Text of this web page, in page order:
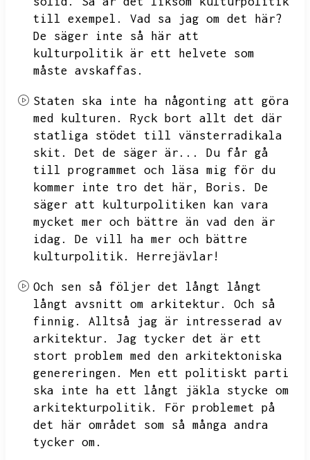
till exempel.
Vad sa jag om det här?
De säger inte så här att
kulturpolitik är ett helvete som
måste avskaffas.
Staten ska inte ha någonting att göra
med kulturen.
Ryck bort allt det där
statliga stödet till vänsterradikala
skit.
Det de säger är...
Du får gå
till programmet och läsa mig för du
kommer inte tro det här,
Boris.
De
säger att kulturpolitiken kan vara
mycket mer och bättre än vad den är
idag.
De vill ha mer och bättre
kulturpolitik.
Herrejävlar!
Och sen så följer det långt långt
långt avsnitt om arkitektur.
Och så
finnig.
Alltså jag är intresserad av
arkitektur.
Jag tycker det är ett
stort problem med den arkitektoniska
genereringen.
Men ett politiskt parti
ska inte ha ett långt jäkla stycke om
arkitekturpolitik.
För problemet på
det här området som så många andra
tycker om.